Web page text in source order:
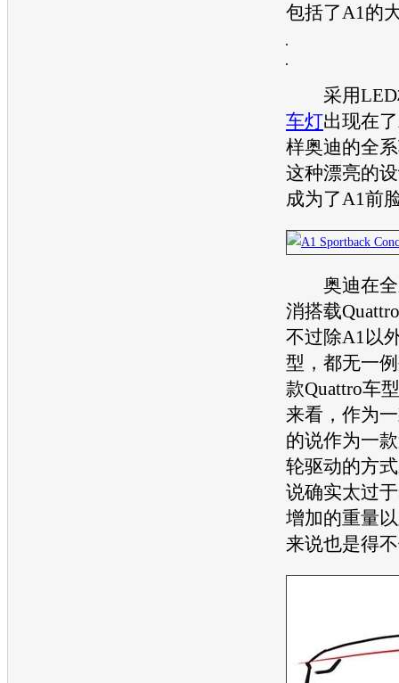
包括了A1的
采用LED
车灯出现在
样奥迪的全系
这种漂亮的
成为了A1前
奥迪在
消搭载
不过除A1以
型 ，都无一
款Quattro车型
来看，作为
的说作为一
轮驱动的方
说确实太过
增加的重量
来说也是得